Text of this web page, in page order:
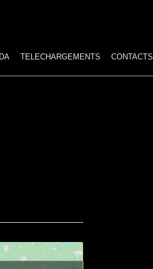
TELECHARGEMENTS CONTACTS